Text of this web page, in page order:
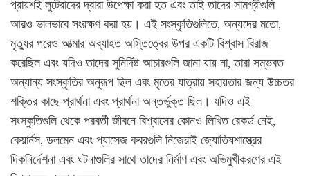
প্রায়শই লুটেরাদের দ্বারা উপেক্ষা করা হত এবং তাই তাদের সামগ্রীগুলি
আরও ভালভাবে সংরক্ষণ করা হয়। এই সংস্কৃতিগুলিতে, অন্যদের মতো,
মৃত্যুর পরেও আত্মার অব্যাহত অস্তিত্বের উপর একটি বিশ্বাস বিরাজ
করেছিল এবং যদিও তাদের সুনির্দিষ্ট আচারগুলি জানা যায় না, তারা সম্ভবত
অন্যান্য সংস্কৃতির অনুরূপ ছিল এবং মৃতের যাত্রায় সহায়তার জন্য উচ্চতর
শক্তির কাছে প্রার্থনা এবং প্রার্থনা অন্তর্ভুক্ত ছিল। যদিও এই
সংস্কৃতিগুলি থেকে পরবর্তী জীবনে বিশ্বাসের কোনও লিখিত রেকর্ড নেই,
কেয়ার্নস, ডলমেন এবং প্যাসেজ কবরগুলি নিজেরাই জ্যোতিষশাস্ত্রের
দিকনির্দেশনা এবং ঘটনাগুলির সাথে তাদের নির্মাণ এবং অভিমুখীকরণের এই